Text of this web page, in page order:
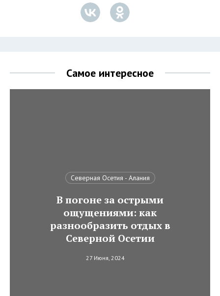
Самое интересное
Северная Осетия - Алания
В погоне за острыми
ощущениями: как
разнообразить отдых в
Северной Осетии
27 Июня, 2024